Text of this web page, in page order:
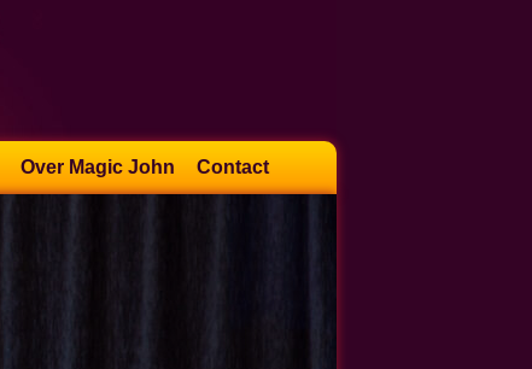
Over Magic John Contact